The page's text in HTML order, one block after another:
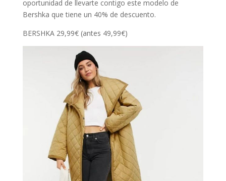
oportunidad de llevarte contigo este modelo de
Bershka que tiene un 40% de descuento.
BERSHKA 29,99€ (antes 49,99€)